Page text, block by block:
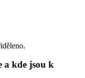
a kde jsou k